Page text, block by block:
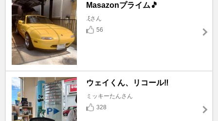
Masazonプライム🎵
.ξさん
56
ウェイくん、リコール‼️
ミッキーたんさん
328